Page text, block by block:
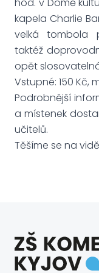
kapela Charlie
velká tombola
taktéž
opět
Vstupné: 150 Kč,
Podrobnější
a místenek
učitelů.
Těšíme se na